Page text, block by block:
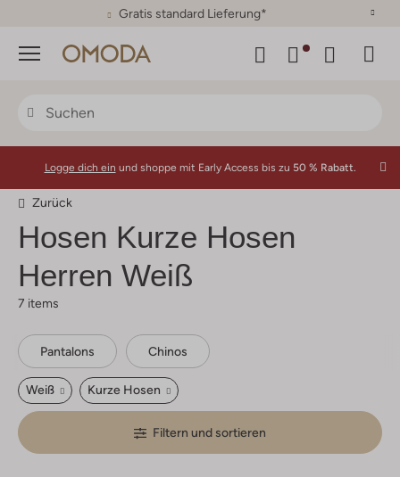
30 Tage Rückgaberecht
Menü
Logge dich ein und shoppe mit Early Access bis zu 50 % Rabatt.
Zurück
Hosen Kurze Hosen
Herren Weiß
7 items
Pantalons Chinos
Weiß Kurze Hosen
Filtern und sortieren